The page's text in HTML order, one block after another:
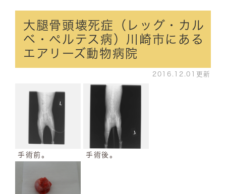
大腿骨頭壊死症（レッグ・カル
ベ・ペルテス病）川崎市にある
エアリーズ動物病院
2016.12.01更新
手術前。 手術後。